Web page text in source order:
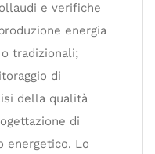
e verifiche
energia
tradizionali;
di
della qualità
di
energetico. Lo